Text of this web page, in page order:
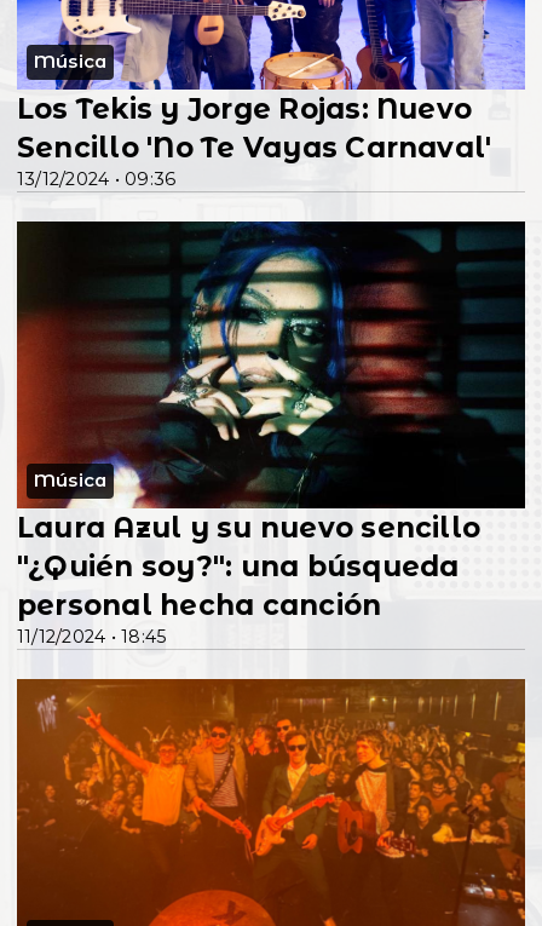
Música
13/12/2024 • 09:36
Los Tekis y Jorge Rojas: Nuevo
Sencillo 'No Te Vayas Carnaval'
Música
11/12/2024 • 18:45
Laura Azul y su nuevo sencillo
"¿Quién soy?": una búsqueda
personal hecha canción